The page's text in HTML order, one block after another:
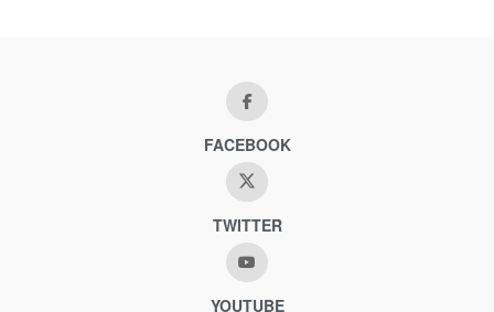
FACEBOOK
TWITTER
YOUTUBE